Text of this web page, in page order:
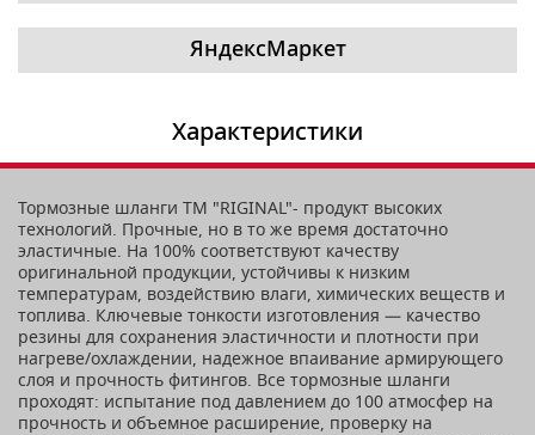
ЯндексМаркет
Характеристики
Тормозные шланги ТМ "RIGINAL"- продукт высоких
технологий. Прочные, но в то же время достаточно
эластичные. На 100% соответствуют качеству
оригинальной продукции, устойчивы к низким
температурам, воздействию влаги, химических веществ и
топлива. Ключевые тонкости изготовления — качество
резины для сохранения эластичности и плотности при
нагреве/охлаждении, надежное впаивание армирующего
слоя и прочность фитингов. Все тормозные шланги
проходят: испытание под давлением до 100 атмосфер на
прочность и объемное расширение, проверку на